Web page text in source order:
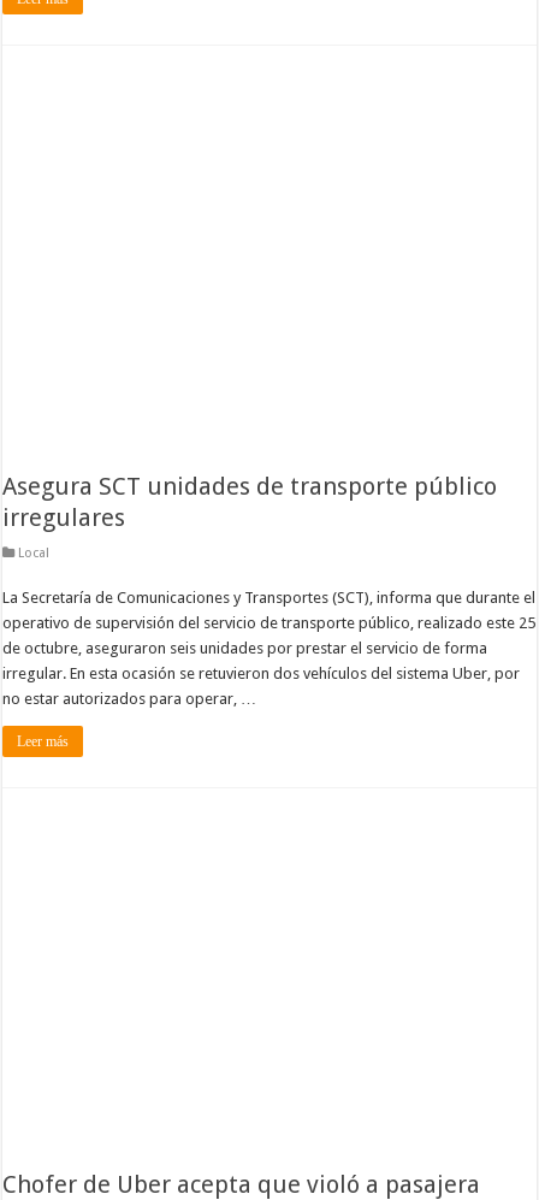
Asegura SCT unidades de transporte público
irregulares
Local
La Secretaría de Comunicaciones y Transportes (SCT), informa que durante el
operativo de supervisión del servicio de transporte público, realizado este 25
de octubre, aseguraron seis unidades por prestar el servicio de forma
irregular. En esta ocasión se retuvieron dos vehículos del sistema Uber, por
no estar autorizados para operar, …
Leer más
Chofer de Uber acepta que violó a pasajera